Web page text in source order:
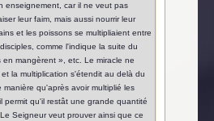
enseignement, car il ne veut pas
leur faim, mais aussi nourrir leur
et les poissons se multipliaient entre
comme l'indique la suite du
en mangèrent », etc. Le miracle ne
la multiplication s'étendit au delà du
manière qu'après avoir multiplié les
permit qu'il restât une grande quantité
Seigneur veut prouver ainsi que ce